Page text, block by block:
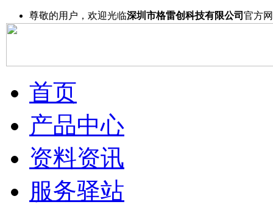
尊敬的用户，欢迎光临深圳市格雷创科技有限公司 官方
首页
产品中心
资料资讯
服务驿站